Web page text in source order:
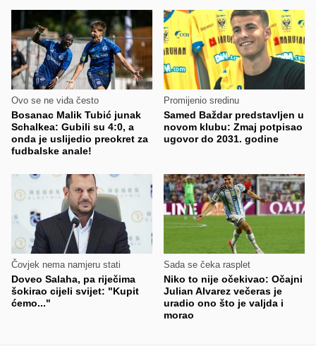
Ovo se ne viđa često
Bosanac Malik Tubić junak
Schalkea: Gubili su 4:0, a
onda je uslijedio preokret za
fudbalske anale!
Promijenio sredinu
Samed Baždar predstavljen u
novom klubu: Zmaj potpisao
ugovor do 2031. godine
Čovjek nema namjeru stati
Doveo Salaha, pa riječima
šokirao cijeli svijet: "Kupit
ćemo..."
Sada se čeka rasplet
Niko to nije očekivao: Očajni
Julian Alvarez večeras je
uradio ono što je valjda i
morao